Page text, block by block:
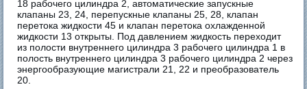
18 рабочего цилиндра 2, автоматические запускные
клапаны 23, 24, перепускные клапаны 25, 28, клапан
перетока жидкости 45 и клапан перетока охлажденной
жидкости 13 открыты. Под давлением жидкость переходит
из полости внутреннего цилиндра 3 рабочего цилиндра 1 в
полость внутреннего цилиндра 3 рабочего цилиндра 2 через
энергообразующие магистрали 21, 22 и преобразователь
20.